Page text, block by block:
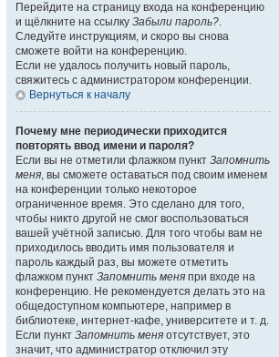
Перейдите на страницу входа на конференцию
и щёлкните на ссылку Забыли пароль?.
Следуйте инструкциям, и скоро вы снова
сможете войти на конференцию.
Если не удалось получить новый пароль,
свяжитесь с администратором конференции.
Вернуться к началу
Почему мне периодически приходится
повторять ввод имени и пароля?
Если вы не отметили флажком пункт Запомнить
меня, вы сможете оставаться под своим именем
на конференции только некоторое
ограниченное время. Это сделано для того,
чтобы никто другой не смог воспользоваться
вашей учётной записью. Для того чтобы вам не
приходилось вводить имя пользователя и
пароль каждый раз, вы можете отметить
флажком пункт Запомнить меня при входе на
конференцию. Не рекомендуется делать это на
общедоступном компьютере, например в
библиотеке, интернет-кафе, университете и т. д.
Если пункт Запомнить меня отсутствует, это
значит, что администратор отключил эту